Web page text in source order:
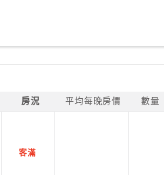
房況 平均每晚房價 數量
客滿